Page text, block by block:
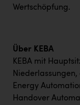
Wertschöpfung.
Über KEBA
KEBA mit
Energy
Handover